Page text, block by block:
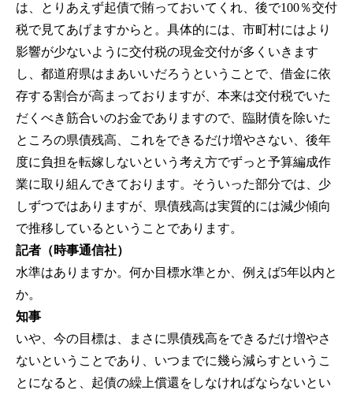
は、とりあえず起債で賄っておいてくれ、後で100％交付
税で見てあげますからと。具体的には、市町村にはより
影響が少ないように交付税の現金交付が多くいきます
し、都道府県はまあいいだろうということで、借金に依
存する割合が高まっておりますが、本来は交付税でいた
だくべき筋合いのお金でありますので、臨財債を除いた
ところの県債残高、これをできるだけ増やさない、後年
度に負担を転嫁しないという考え方でずっと予算編成作
業に取り組んできております。そういった部分では、少
しずつではありますが、県債残高は実質的には減少傾向
で推移しているということであります。
記者（時事通信社）
水準はありますか。何か目標水準とか、例えば5年以内と
か。
知事
いや、今の目標は、まさに県債残高をできるだけ増やさ
ないということであり、いつまでに幾ら減らすというこ
とになると、起債の繰上償還をしなければならないとい